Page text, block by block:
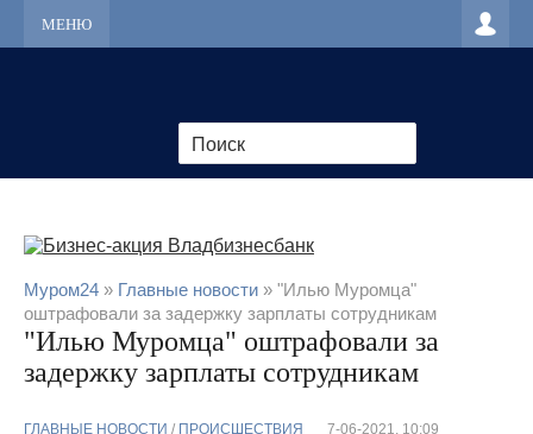
МЕНЮ
Муром24 » Главные новости » "Илью Муромца"
оштрафовали за задержку зарплаты сотрудникам
"Илью Муромца" оштрафовали за
задержку зарплаты сотрудникам
ГЛАВНЫЕ НОВОСТИ / ПРОИСШЕСТВИЯ
7-06-2021, 10:09